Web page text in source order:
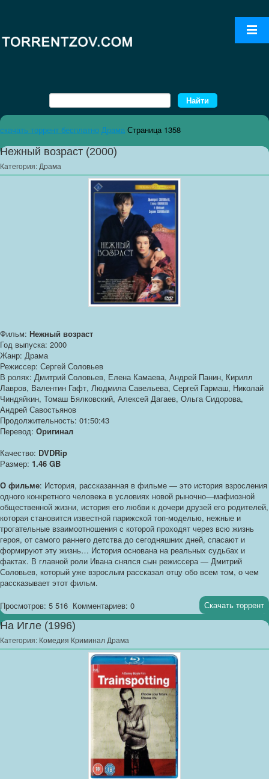
скачать торрент бесплатно Драма Страница 1358
Нежный возраст (2000)
Категория: Драма
Фильм: Нежный возраст
Год выпуска: 2000
Жанр: Драма
Режиссер: Сергей Соловьев
В ролях: Дмитрий Соловьев, Елена Камаева, Андрей Панин, Кирилл
Лавров, Валентин Гафт, Людмила Савельева, Сергей Гармаш, Николай
Чиндяйкин, Томаш Бялковский, Алексей Дагаев, Ольга Сидорова,
Андрей Савостьянов
Продолжительность: 01:50:43
Перевод: Оригинал
Качество: DVDRip
Размер: 1.46 GB
О фильме: История, рассказанная в фильме — это история взросления
одного конкретного человека в условиях новой рыночно—мафиозной
общественной жизни, история его любви к дочери друзей его родителей,
которая становится известной парижской топ-моделью, нежные и
трогательные взаимоотношения с которой проходят через всю жизнь
героя, от самого раннего детства до сегодняшних дней, спасают и
формируют эту жизнь… История основана на реальных судьбах и
фактах. В главной роли Ивана снялся сын режиссера — Дмитрий
Соловьев, который уже взрослым рассказал отцу обо всем том, о чем
рассказывает этот фильм.
Просмотров: 5 516 Комментариев: 0 Скачать торрент
На Игле (1996)
Категория: Комедия Криминал Драма